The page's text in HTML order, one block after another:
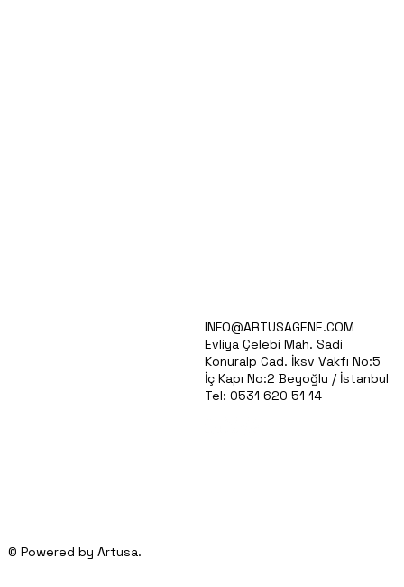
INFO@ARTUSAGENE.COM
Evliya Çelebi Mah. Sadi
Konuralp Cad. İksv Vakfı No:5
İç Kapı No:2 Beyoğlu / İstanbul
Tel: 0531 620 51 14
© Powered by Artusa.